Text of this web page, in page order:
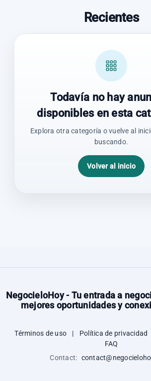
Recientes
Todavía no hay
disponibles en esta
Explora otra categoría o vuelve al
buscando.
Volver al inicio
NegocieloHoy - Tu entrada a
mejores oportunidades y
Términos de uso | Política de privacidad
FAQ
Contact: